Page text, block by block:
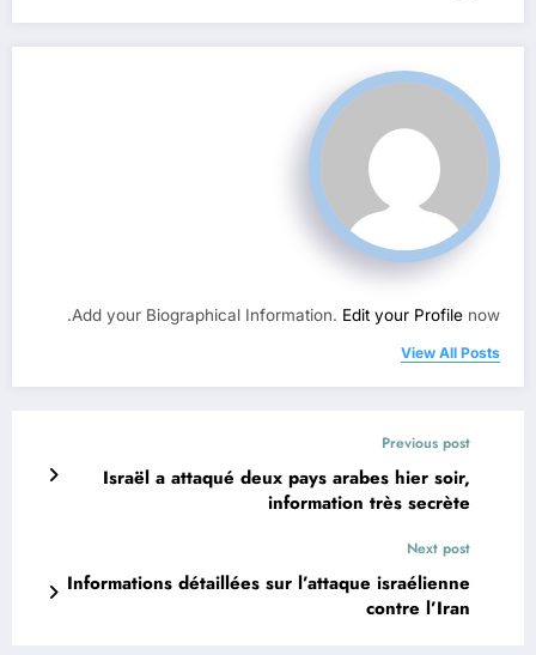
Add your Biographical Information. Edit your Profile now.
View All Posts
Previous post
Israël a attaqué deux pays arabes hier soir,
information très secrète
Next post
Informations détaillées sur l’attaque israélienne
contre l’Iran